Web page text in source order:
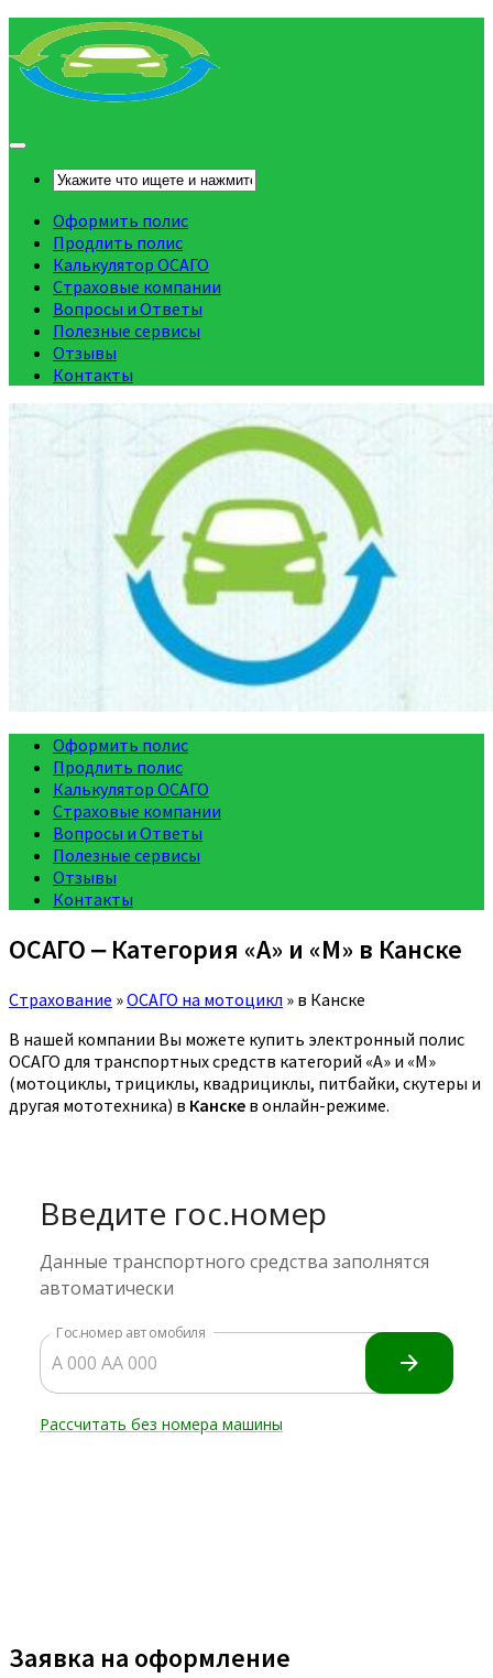
Оформить полис
Продлить полис
Калькулятор ОСАГО
Страховые компании
Вопросы и Ответы
Полезные сервисы
Отзывы
Контакты
Оформить полис
Продлить полис
Калькулятор ОСАГО
Страховые компании
Вопросы и Ответы
Полезные сервисы
Отзывы
Контакты
ОСАГО ‒ Категория «A» и «M» в Канске
Страхование »ОСАГО на мотоцикл » в Канске
В нашей компании Вы можете купить электронный полис
ОСАГО для транспортных средств категорий «A» и «M»
(мотоциклы, трициклы, квадрициклы, питбайки, скутеры и
другая мототехника) в Канске в онлайн-режиме.
Заявка на оформление